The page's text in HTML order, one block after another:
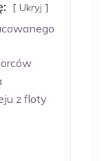
Ukryj
z floty